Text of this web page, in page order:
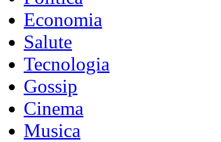
Economia
Salute
Tecnologia
Gossip
Cinema
Musica